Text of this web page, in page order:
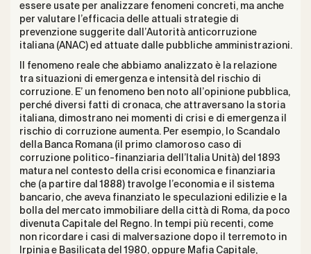
essere usate per analizzare fenomeni concreti, ma anche
per valutare l’efficacia delle attuali strategie di
prevenzione suggerite dall’Autorità anticorruzione
italiana (ANAC) ed attuate dalle pubbliche amministrazioni.
Il fenomeno reale che abbiamo analizzato è la relazione
tra situazioni di emergenza e intensità del rischio di
corruzione. E’ un fenomeno ben noto all’opinione pubblica,
perché diversi fatti di cronaca, che attraversano la storia
italiana, dimostrano nei momenti di crisi e di emergenza il
rischio di corruzione aumenta. Per esempio, lo Scandalo
della Banca Romana (il primo clamoroso caso di
corruzione politico-finanziaria dell’Italia Unità) del 1893
matura nel contesto della crisi economica e finanziaria
che (a partire dal 1888) travolge l’economia e il sistema
bancario, che aveva finanziato le speculazioni edilizie e la
bolla del mercato immobiliare della città di Roma, da poco
divenuta Capitale del Regno. In tempi più recenti, come
non ricordare i casi di malversazione dopo il terremoto in
Irpinia e Basilicata del 1980, oppure Mafia Capitale,